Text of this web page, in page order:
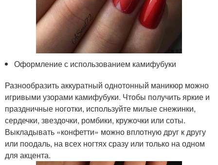
Оформление с использованием камифубуки
Разнообразить аккуратный однотонный маникюр можно
игривыми узорами камифубуки. Чтобы получить яркие и
праздничные ноготки, используйте милые снежинки,
сердечки, звездочки, ромбики, кружочки или соты.
Выкладывать «конфетти» можно вплотную друг к другу
или поодаль, на всех ногтях сразу или только на одном
для акцента.